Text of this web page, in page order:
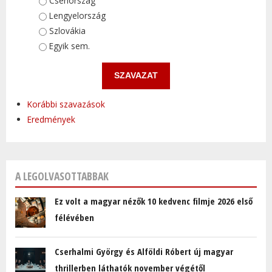
Lengyelország
Szlovákia
Egyik sem.
Korábbi szavazások
Eredmények
A LEGOLVASOTTABBAK
Ez volt a magyar nézők 10 kedvenc filmje 2026 első
félévében
Cserhalmi György és Alföldi Róbert új magyar
thrillerben láthatók november végétől